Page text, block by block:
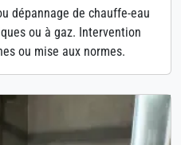
dépannage de chauffe-eau
ou à gaz. Intervention
ou mise aux normes.